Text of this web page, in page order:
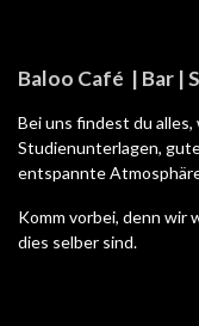
Baloo Café | Bar |
Bei uns findest du
Studienunterlagen,
entspannte
Komm vorbei, denn wir
dies selber sind.